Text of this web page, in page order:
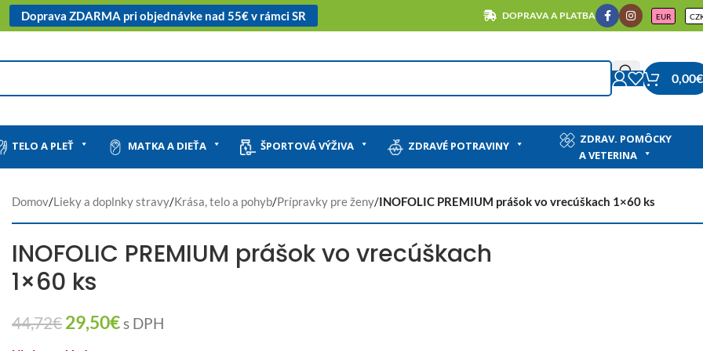
Doprava ZDARMA pri objednávke nad 55€ v rámci SR DOPRAVA A PLATBA EUR
0,00€
TELO A PLEŤ MATKA A DIEŤA ŠPORTOVÁ VÝŽIVA ZDRAVÉ POTRAVINY
ZDRAV. POMÔCKY
A VETERINA
Domov/Lieky a doplnky stravy/Krása, telo a pohyb/Prípravky pre ženy/INOFOLIC PREMIUM prášok vo vrecúškach 1×60 ks
INOFOLIC PREMIUM prášok vo vrecúškach
1×60 ks
44,72€ 29,50€s DPH